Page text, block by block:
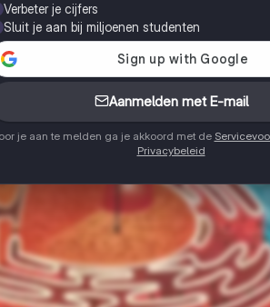
Verbeter je cijfers
Sluit je aan bij miljoenen studenten
Aanmelden met E-mail
je aan te melden ga je akkoord met de
Privacybeleid